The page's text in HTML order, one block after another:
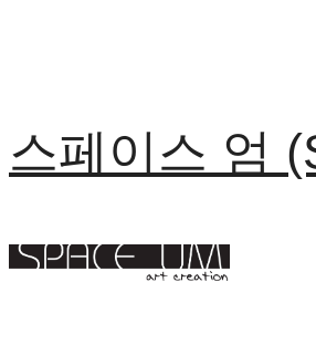
스페이스 엄